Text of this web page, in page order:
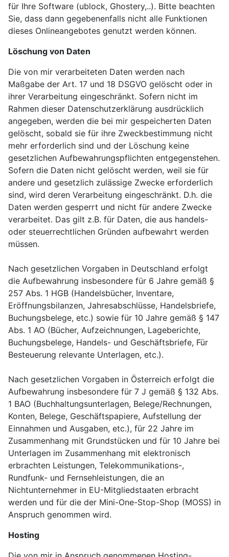
für Ihre Software (ublock, Ghostery,..). Bitte beachten
Sie, dass dann gegebenenfalls nicht alle Funktionen
dieses Onlineangebotes genutzt werden können.
Löschung von Daten
Die von mir verarbeiteten Daten werden nach
Maßgabe der Art. 17 und 18 DSGVO gelöscht oder in
ihrer Verarbeitung eingeschränkt. Sofern nicht im
Rahmen dieser Datenschutzerklärung ausdrücklich
angegeben, werden die bei mir gespeicherten Daten
gelöscht, sobald sie für ihre Zweckbestimmung nicht
mehr erforderlich sind und der Löschung keine
gesetzlichen Aufbewahrungspflichten entgegenstehen.
Sofern die Daten nicht gelöscht werden, weil sie für
andere und gesetzlich zulässige Zwecke erforderlich
sind, wird deren Verarbeitung eingeschränkt. D.h. die
Daten werden gesperrt und nicht für andere Zwecke
verarbeitet. Das gilt z.B. für Daten, die aus handels-
oder steuerrechtlichen Gründen aufbewahrt werden
müssen.
Nach gesetzlichen Vorgaben in Deutschland erfolgt
die Aufbewahrung insbesondere für 6 Jahre gemäß §
257 Abs. 1 HGB (Handelsbücher, Inventare,
Eröffnungsbilanzen, Jahresabschlüsse, Handelsbriefe,
Buchungsbelege, etc.) sowie für 10 Jahre gemäß § 147
Abs. 1 AO (Bücher, Aufzeichnungen, Lageberichte,
Buchungsbelege, Handels- und Geschäftsbriefe, Für
Besteuerung relevante Unterlagen, etc.).
Nach gesetzlichen Vorgaben in Österreich erfolgt die
Aufbewahrung insbesondere für 7 J gemäß § 132 Abs.
1 BAO (Buchhaltungsunterlagen, Belege/Rechnungen,
Konten, Belege, Geschäftspapiere, Aufstellung der
Einnahmen und Ausgaben, etc.), für 22 Jahre im
Zusammenhang mit Grundstücken und für 10 Jahre bei
Unterlagen im Zusammenhang mit elektronisch
erbrachten Leistungen, Telekommunikations-,
Rundfunk- und Fernsehleistungen, die an
Nichtunternehmer in EU-Mitgliedstaaten erbracht
werden und für die der Mini-One-Stop-Shop (MOSS) in
Anspruch genommen wird.
Hosting